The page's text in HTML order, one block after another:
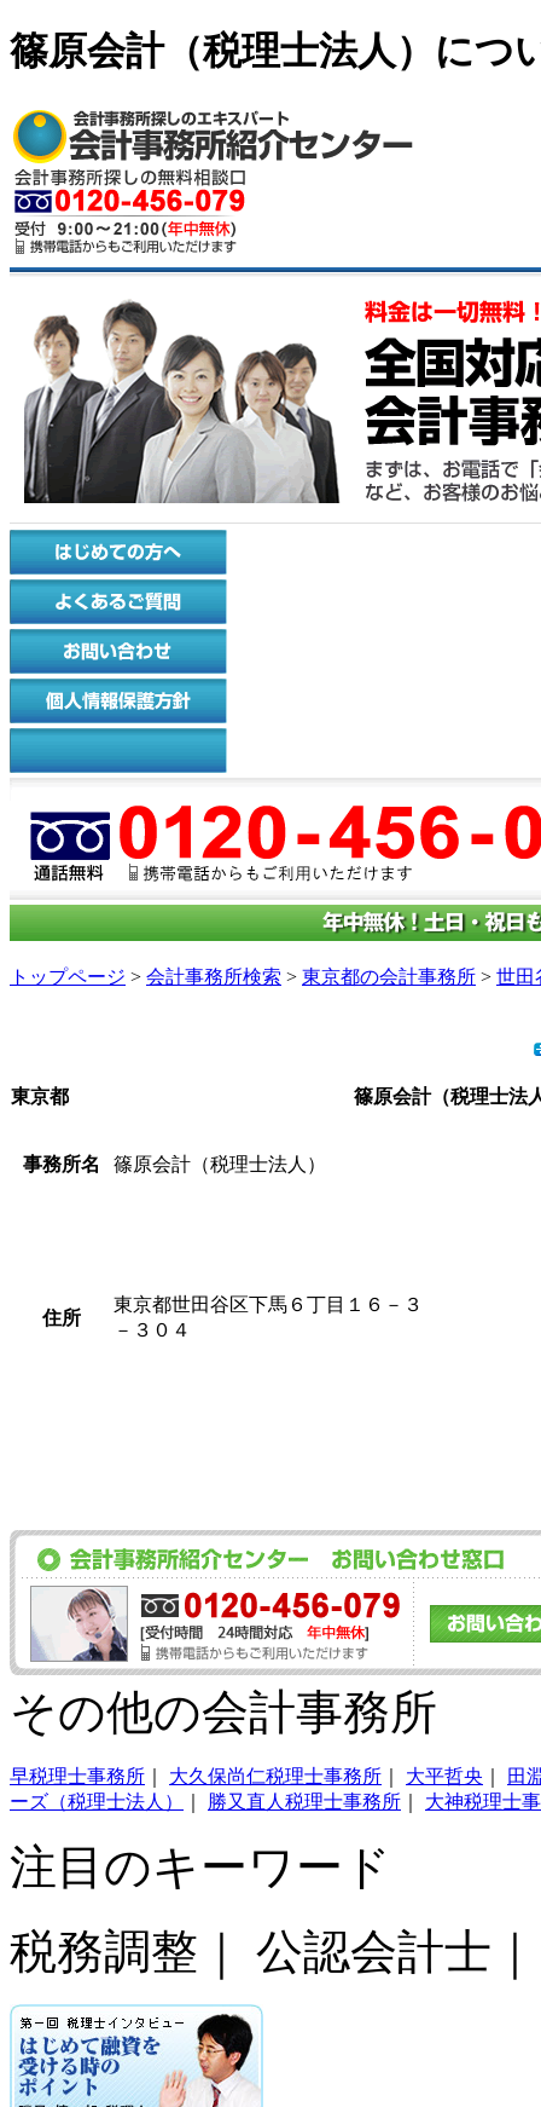
篠原会計（税理士法人）につ
トップページ > 会計事務所検索 > 東京都の会計事務所 > 世田
東京都 篠原会計（税理士法
事務所名 篠原会計（税理士法人）
住所
東京都世田谷区下馬６丁目１６－３
－３０４
その他の会計事務所
早税理士事務所 大久保尚仁税理士事務所 大平哲央
田
ーズ（税理士法人）
勝又直人税理士事務所 大神税理士
注目のキーワード
税務調整｜ 公認会計士